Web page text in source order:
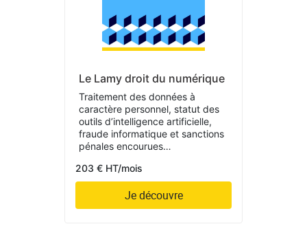
Le Lamy droit du numérique
Traitement des données à
caractère personnel, statut des
outils d’intelligence artificielle,
fraude informatique et sanctions
pénales encourues…
203 € HT/mois
Je découvre